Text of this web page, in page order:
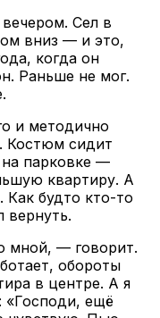
Сел в
вниз — и это,
когда он
Раньше не мог.
и методично
Костюм сидит
парковке —
квартиру. А
будто кто-то
вернуть.
мной, — говорит.
обороты
в центре. А я
«Господи, ещё